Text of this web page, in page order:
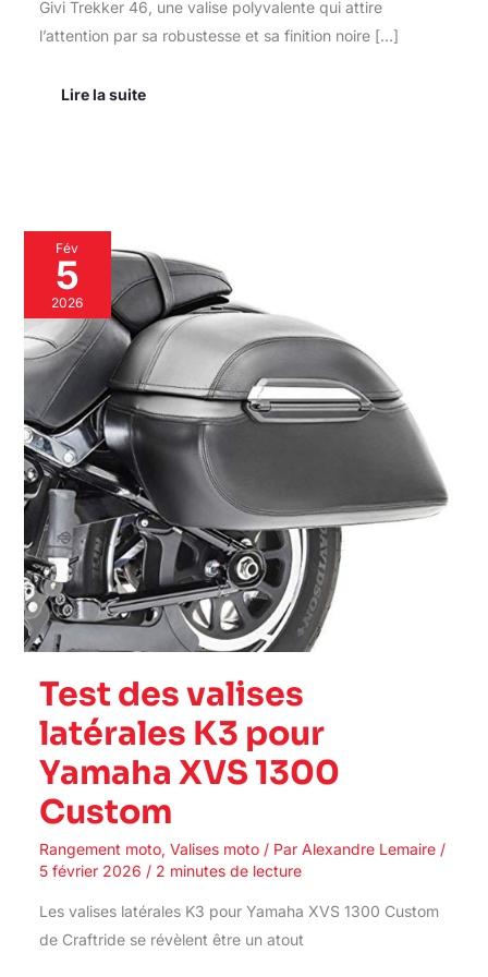
Givi Trekker 46, une valise polyvalente qui attire
l’attention par sa robustesse et sa finition noire […]
Lire la suite
Fév
5
2026
Test des valises
latérales K3 pour
Yamaha XVS 1300
Custom
Rangement moto, Valises moto/ Par Alexandre Lemaire /
5 février 2026 / 2 minutes de lecture
Les valises latérales K3 pour Yamaha XVS 1300 Custom
de Craftride se révèlent être un atout
Test
des
valises
latérales
K3
pour
Yamaha
XVS
1300
Custom